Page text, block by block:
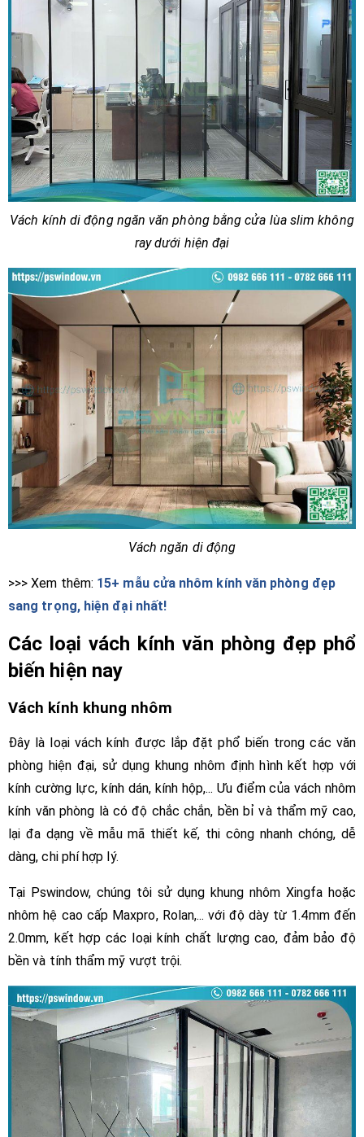
Vách kính di động ngăn văn phòng bằng cửa lùa slim không
ray dưới hiện đại
Vách ngăn di động
>>> Xem thêm: 15+ mẫu cửa nhôm kính văn phòng đẹp
sang trọng, hiện đại nhất!
Các loại vách kính văn phòng đẹp phổ
biến hiện nay
Vách kính khung nhôm
Đây là loại vách kính được lắp đặt phổ biến trong các văn
phòng hiện đại, sử dụng khung nhôm định hình kết hợp với
kính cường lực, kính dán, kính hộp,... Ưu điểm của vách nhôm
kính văn phòng là có độ chắc chắn, bền bỉ và thẩm mỹ cao,
lại đa dạng về mẫu mã thiết kế, thi công nhanh chóng, dễ
dàng, chi phí hợp lý.
Tại Pswindow, chúng tôi sử dụng khung nhôm Xingfa hoặc
nhôm hệ cao cấp Maxpro, Rolan,... với độ dày từ 1.4mm đến
2.0mm, kết hợp các loại kính chất lượng cao, đảm bảo độ
bền và tính thẩm mỹ vượt trội.